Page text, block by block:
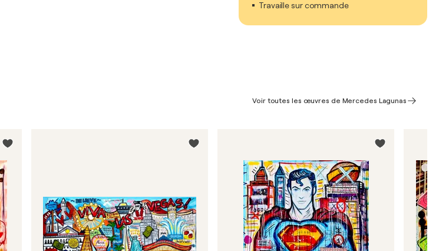
Travaille sur commande
Voir toutes les œuvres de Mercedes Lagunas